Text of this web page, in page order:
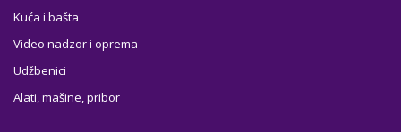
Kuća i bašta
Video nadzor i oprema
Udžbenici
Alati, mašine, pribor